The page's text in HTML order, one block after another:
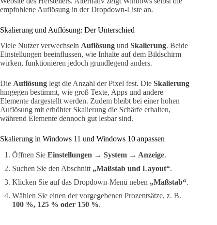
empfohlene Auflösung in der Dropdown-Liste an.
Skalierung und Auflösung: Der Unterschied
Viele Nutzer verwechseln Auflösung und Skalierung. Beide
Einstellungen beeinflussen, wie Inhalte auf dem Bildschirm
wirken, funktionieren jedoch grundlegend anders.
Die Auflösung legt die Anzahl der Pixel fest. Die Skalierung
hingegen bestimmt, wie groß Texte, Apps und andere
Elemente dargestellt werden. Zudem bleibt bei einer hohen
Auflösung mit erhöhter Skalierung die Schärfe erhalten,
während Elemente dennoch gut lesbar sind.
Skalierung in Windows 11 und Windows 10 anpassen
Öffnen Sie Einstellungen → System → Anzeige.
Suchen Sie den Abschnitt „Maßstab und Layout“.
Klicken Sie auf das Dropdown-Menü neben „Maßstab“.
Wählen Sie einen der vorgegebenen Prozentsätze, z. B.
100 %, 125 % oder 150 %.